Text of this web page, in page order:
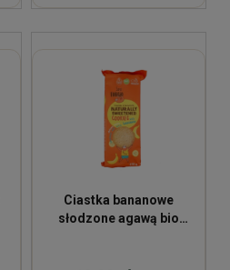
Ciastka bananowe
słodzone agawą bio